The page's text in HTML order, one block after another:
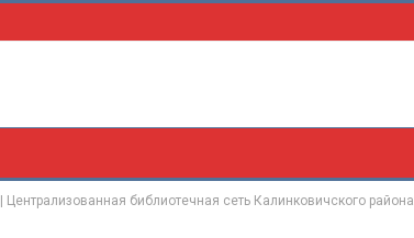
библиотечная сеть Калинковичского района